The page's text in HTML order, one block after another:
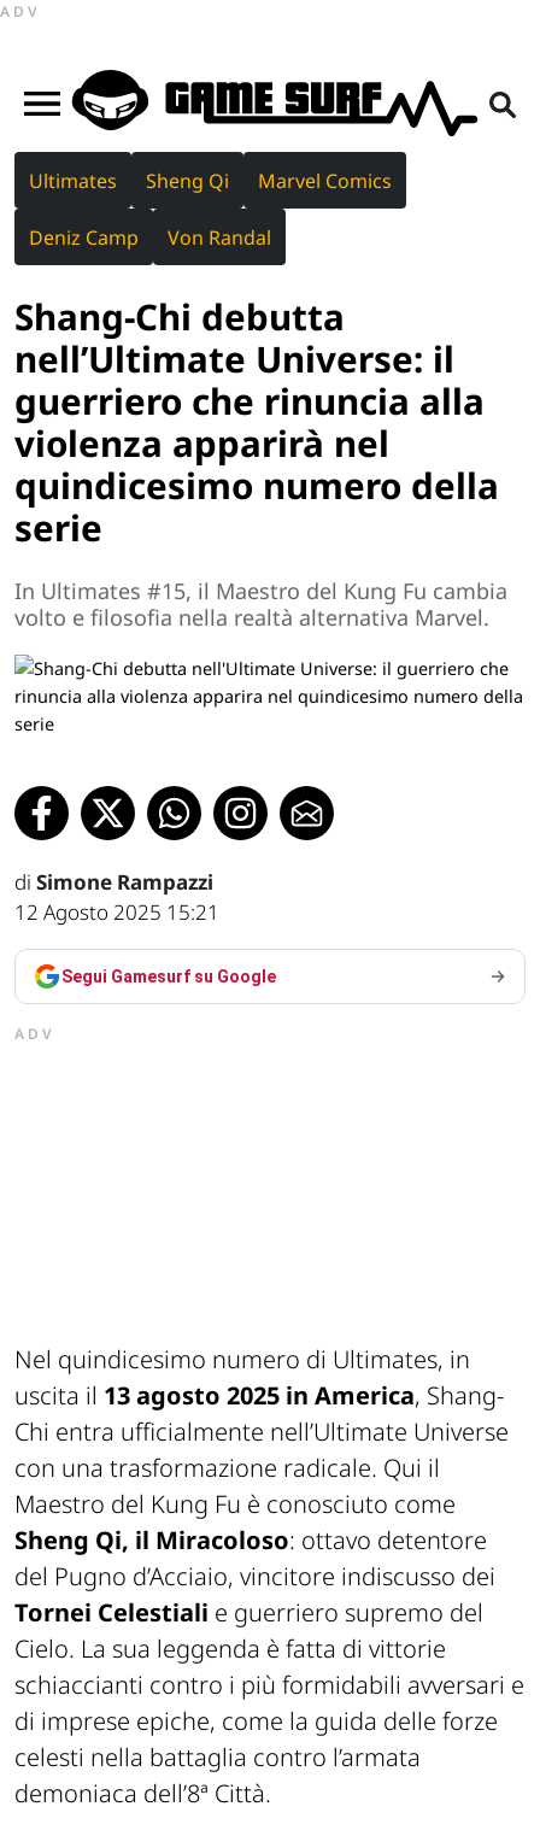
ADV
Ultimates Sheng Qi Marvel Comics
Deniz Camp Von Randal
Shang-Chi debutta
nell’Ultimate Universe: il
guerriero che rinuncia alla
violenza apparirà nel
quindicesimo numero della
serie
In Ultimates #15, il Maestro del Kung Fu cambia
volto e filosofia nella realtà alternativa Marvel.
di Simone Rampazzi
12 Agosto 2025 15:21
Segui Gamesurf su Google
ADV
Nel quindicesimo numero di Ultimates, in
uscita il 13 agosto 2025 in America, Shang-
Chi entra ufficialmente nell’Ultimate Universe
con una trasformazione radicale. Qui il
Maestro del Kung Fu è conosciuto come
Sheng Qi, il Miracoloso: ottavo detentore
del Pugno d’Acciaio, vincitore indiscusso dei
Tornei Celestiali e guerriero supremo del
Cielo. La sua leggenda è fatta di vittorie
schiaccianti contro i più formidabili avversari e
di imprese epiche, come la guida delle forze
celesti nella battaglia contro l’armata
demoniaca dell’8ª Città.